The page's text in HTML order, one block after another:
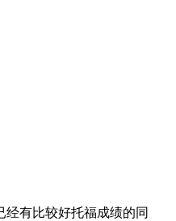
有比较好托福成绩的同